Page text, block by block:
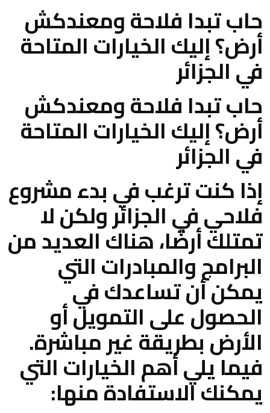
حاب تبدا فلاحة ومعندكش
أرض؟ إليك الخيارات المتاحة
في الجزائر
حاب تبدا فلاحة ومعندكش
أرض؟ إليك الخيارات المتاحة
في الجزائر
إذا كنت ترغب في بدء مشروع
فلاحي في الجزائر ولكن لا
تمتلك أرضًا، هناك العديد من
البرامج والمبادرات التي
يمكن أن تساعدك في
الحصول على التمويل أو
الأرض بطريقة غير مباشرة.
فيما يلي أهم الخيارات التي
يمكنك الاستفادة منها: